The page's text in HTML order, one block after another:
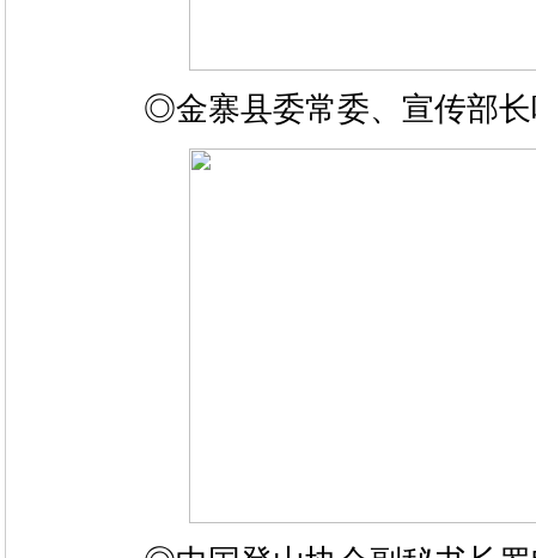
◎金寨县委常委、宣传部